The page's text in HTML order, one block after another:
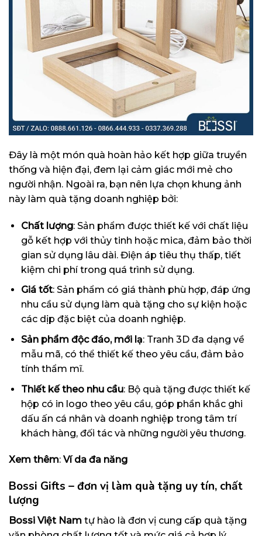
Đây là một món quà hoàn hảo kết hợp giữa truyền
thống và hiện đại, đem lại cảm giác mới mẻ cho
người nhận. Ngoài ra, bạn nên lựa chọn khung ảnh
này làm quà tặng doanh nghiệp bởi:
Chất lượng: Sản phẩm được thiết kế với chất liệu
gỗ kết hợp với thủy tinh hoặc mica, đảm bảo thời
gian sử dụng lâu dài. Điện áp tiêu thụ thấp, tiết
kiệm chi phí trong quá trình sử dụng.
Giá tốt: Sản phẩm có giá thành phù hợp, đáp ứng
nhu cầu sử dụng làm quà tặng cho sự kiện hoặc
các dịp đặc biệt của doanh nghiệp.
Sản phẩm độc đáo, mới lạ: Tranh 3D đa dạng về
mẫu mã, có thể thiết kế theo yêu cầu, đảm bảo
tính thẩm mĩ.
Thiết kế theo nhu cầu: Bộ quà tặng được thiết kế
hộp có in logo theo yêu cầu, góp phần khắc ghi
dấu ấn cá nhân và doanh nghiệp trong tâm trí
khách hàng, đối tác và những người yêu thương.
Xem thêm: Ví da đa năng
Bossi Gifts – đơn vị làm quà tặng uy tín, chất
lượng
Bossi Việt Nam tự hào là đơn vị cung cấp quà tặng